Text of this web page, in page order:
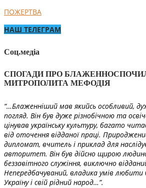
ПОЖЕРТВА
НАШ ТЕЛЕГРАМ
Соц.медіа
СПОГАДИ ПРО
МИТРОПОЛИТА МЕФОДІЯ
“…Блаженніший мав якийсь особливий,
погляд. Він був дуже різнобічною та
цінував українську культуру, багато
від оточення відданої праці.
дипломат, вчитель і приклад для
авторитет. Він був дійсно щирою
беззавітного служіння, виключно
Непередбачуваний, владика умів любити
Україну і свій рідний народ…”.